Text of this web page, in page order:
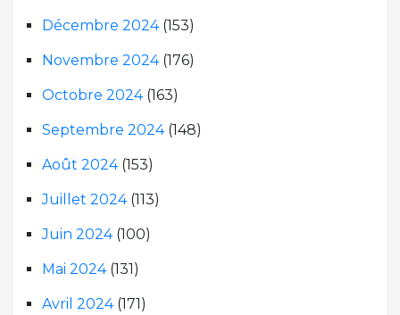
Décembre 2024(153)
Novembre 2024(176)
Octobre 2024(163)
Septembre 2024(148)
Août 2024(153)
Juillet 2024(113)
Juin 2024(100)
Mai 2024(131)
Avril 2024(171)